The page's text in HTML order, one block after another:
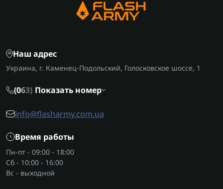
Наш адрес
Украина, г. Каменец-Подольский, Голосковское шоссе, 1
(063) Показать номер
info@flasharmy.com.ua
Время работы
Пн-пт - 09:00 - 18:00
Сб - 10:00 - 16:00
Вс - выходной